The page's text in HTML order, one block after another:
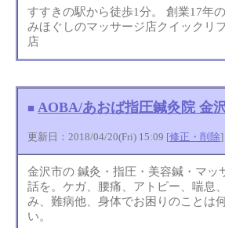
すすきの駅から徒歩1分。 創業17年
みほぐしのマッサージ店クイックリ
店
■ AOBA/あおば指圧鍼灸院 金
更新日：2018/04/20(Fri) 15:09 [修正・削除]
金沢市の 鍼灸・指圧・美容鍼・マッ
話を。ケガ、腰痛、アトピー、喘息
み、難病他、身体でお困りのことは
い。